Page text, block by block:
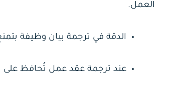
العمل.
الدقة في ترجمة بيان وظيفة
عند ترجمة عقد عمل تُحافظ على